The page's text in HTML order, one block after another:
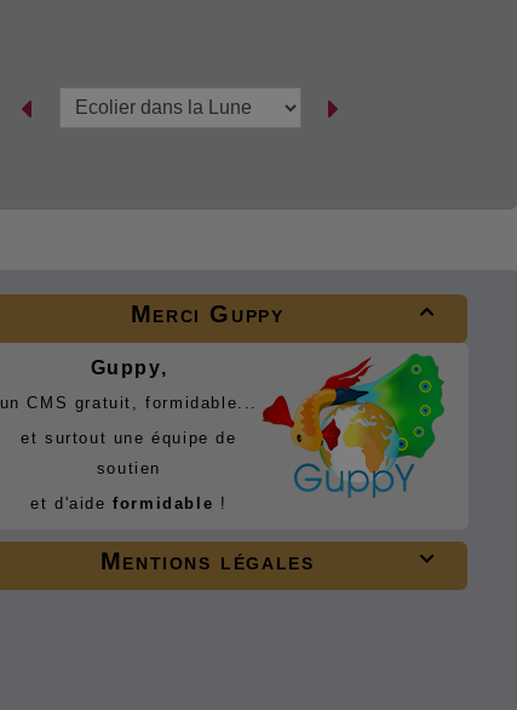

Merci Guppy
Guppy,
un CMS gratuit, formidable...
et surtout une équipe de
soutien
et d'aideformidable !

Mentions légales